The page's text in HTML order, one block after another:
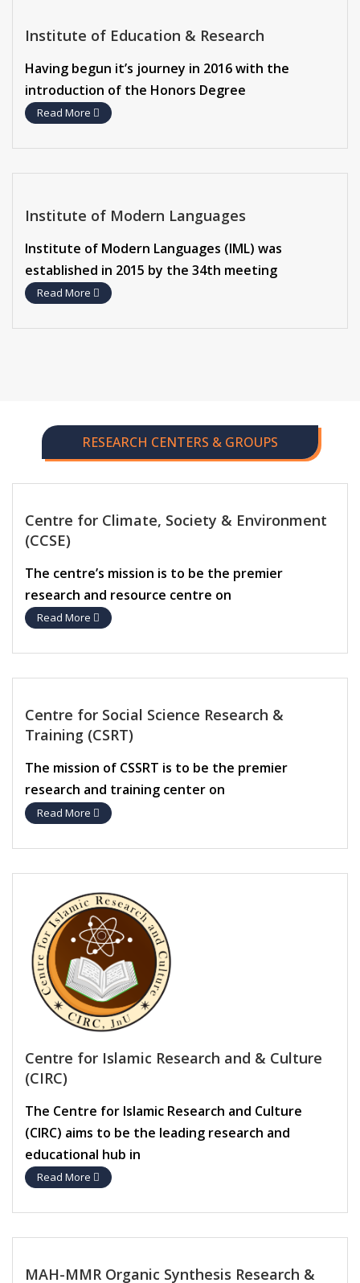
Institute of Education & Research
Having begun it’s journey in 2016 with the
introduction of the Honors Degree
Read More
Institute of Modern Languages
Institute of Modern Languages (IML) was
established in 2015 by the 34th meeting
Read More
RESEARCH CENTERS & GROUPS
Centre for Climate, Society & Environment
(CCSE)
The centre’s mission is to be the premier
research and resource centre on
Read More
Centre for Social Science Research &
Training (CSRT)
The mission of CSSRT is to be the premier
research and training center on
Read More
Centre for Islamic Research and & Culture
(CIRC)
The Centre for Islamic Research and Culture
(CIRC) aims to be the leading research and
educational hub in
Read More
MAH-MMR Organic Synthesis Research &